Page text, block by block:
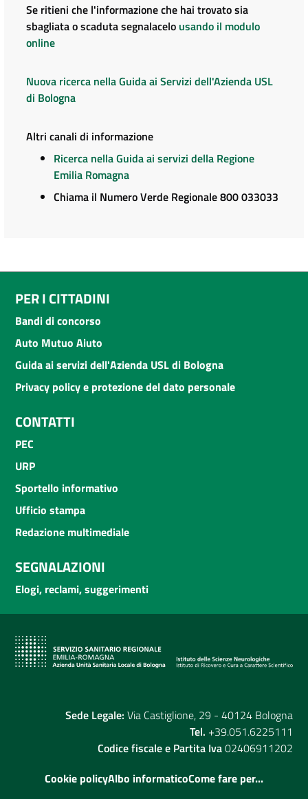
Se ritieni che l'informazione che hai trovato sia
sbagliata o scaduta segnalacelo usando il modulo
online
Nuova ricerca nella Guida ai Servizi dell'Azienda USL
di Bologna
Altri canali di informazione
Ricerca nella Guida ai servizi della Regione
Emilia Romagna
Chiama il Numero Verde Regionale 800 033033
PER I CITTADINI
Bandi di concorso
Auto Mutuo Aiuto
Guida ai servizi dell'Azienda USL di Bologna
Privacy policy e protezione del dato personale
CONTATTI
PEC
URP
Sportello informativo
Ufficio stampa
Redazione multimediale
SEGNALAZIONI
Elogi, reclami, suggerimenti
Sede Legale: Via Castiglione, 29 - 40124 Bologna
Tel. +39.051.6225111
Codice fiscale e Partita Iva02406911202
Cookie policyAlbo informaticoCome fare per...